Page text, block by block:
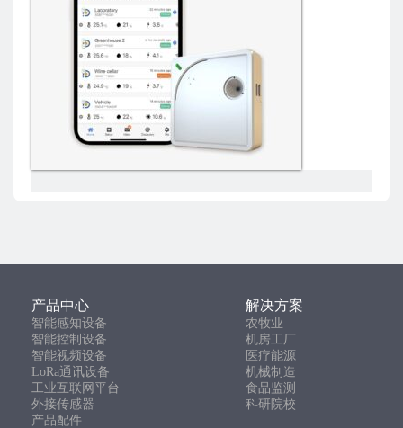
产品中心 解决方案
智能感知设备
农牧业
智能控制设备
机房工厂
智能视频设备
医疗能源
LoRa通讯设备
机械制造
工业互联网平台
食品监测
外接传感器
科研院校
产品配件